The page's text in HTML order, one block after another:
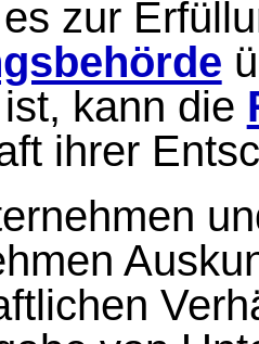
zur
kann die
ihrer